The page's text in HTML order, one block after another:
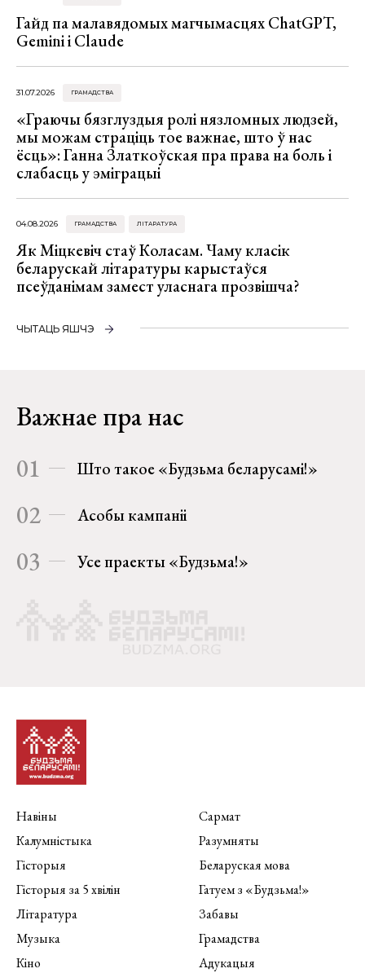
Гайд па малавядомых магчымасцях ChatGPT,
Gemini і Claude
31.07.2026 ГРАМАДСТВА
«Граючы бязглуздыя ролі нязломных людзей,
мы можам страціць тое важнае, што ў нас
ёсць»: Ганна Златкоўская пра права на боль і
слабасць у эміграцыі
04.08.2026 ГРАМАДСТВА ЛІТАРАТУРА
Як Міцкевіч стаў Коласам. Чаму класік
беларускай літаратуры карыстаўся
псеўданімам замест уласнага прозвішча?
ЧЫТАЦЬ ЯШЧЭ
Важнае пра нас
01 Што такое «Будзьма беларусамі!»
02 Асобы кампаніі
03 Усе праекты «Будзьма!»
Навіны
Калумністыка
Гісторыя
Гісторыя за 5 хвілін
Літаратура
Музыка
Кіно
Сармат
Разумняты
Беларуская мова
Гатуем з «Будзьма!»
Забавы
Грамадства
Адукацыя